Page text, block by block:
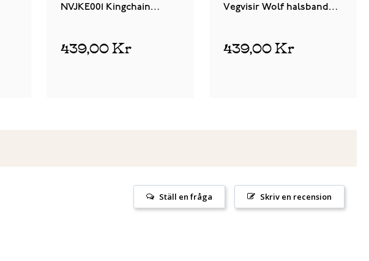
NVJKE001 Kingchain
439,00 Kr
Vegvisir Wolf halsband
439,00 Kr
Skriv en recension
Ställ en fråga